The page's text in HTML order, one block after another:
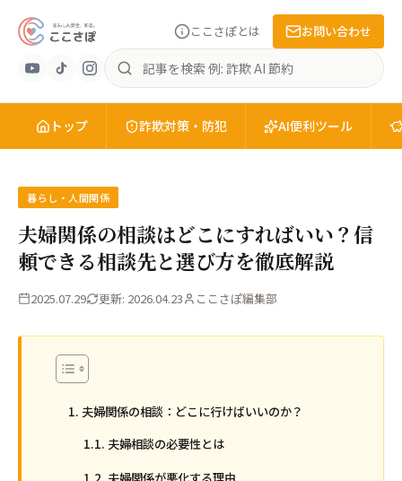
あ
ん
ん
全
知
る。
こ
こ
さ
ぽ
記
事
を
索
ここさぽとは お問い合わせ
トップ 詐欺対策・防犯 AI便利ツール
暮らし・人間関係
夫婦関係の相談はどこにすればいい？信
頼できる相談先と選び方を徹底解説
2025.07.29 更新: 2026.04.23 ここさぽ編集部
夫婦関係の相談：どこに行けばいいのか？
夫婦相談の必要性とは